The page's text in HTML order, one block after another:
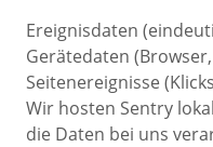
Ereignisdaten
Gerätedaten
Seitenereignisse
Wir hosten Sentry
die Daten bei uns